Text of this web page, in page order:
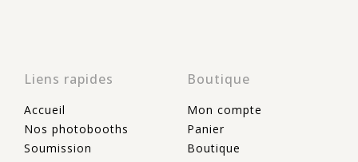
Liens rapides
Accueil
Nos photobooths
Soumission
Boutique
Mon compte
Panier
Boutique